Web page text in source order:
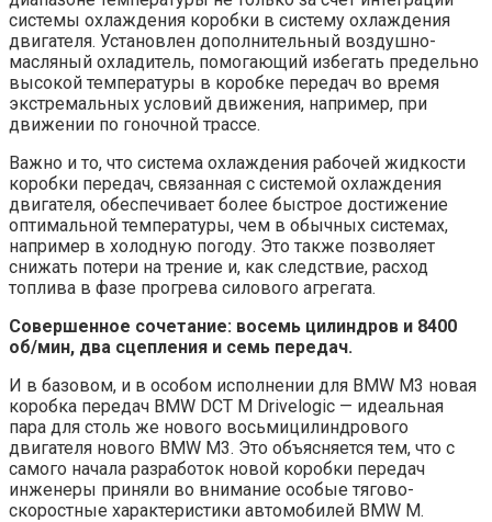
системы охлаждения коробки в систему охлаждения
двигателя. Установлен дополнительный воздушно-
масляный охладитель, помогающий избегать предельно
высокой температуры в коробке передач во время
экстремальных условий движения, например, при
движении по гоночной трассе.
Важно и то, что система охлаждения рабочей жидкости
коробки передач, связанная с системой охлаждения
двигателя, обеспечивает более быстрое достижение
оптимальной температуры, чем в обычных системах,
например в холодную погоду. Это также позволяет
снижать потери на трение и, как следствие, расход
топлива в фазе прогрева силового агрегата.
Совершенное сочетание: восемь цилиндров и 8400
об/мин, два сцепления и семь передач.
И в базовом, и в особом исполнении для BMW M3 новая
коробка передач BMW DCT М Drivelogic — идеальная
пара для столь же нового восьмицилиндрового
двигателя нового BMW M3. Это объясняется тем, что с
самого начала разработок новой коробки передач
инженеры приняли во внимание особые тягово-
скоростные характеристики автомобилей BMW M.